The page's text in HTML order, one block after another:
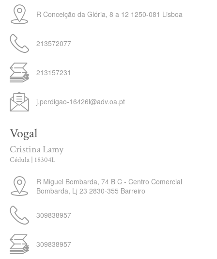
R Conceição da Glória, 8 a 12 1250-081 Lisboa
213572077
213157231
j.perdigao-16426l@adv.oa.pt
Vogal
Cristina Lamy
Cédula | 18304L
R Miguel Bombarda, 74 B C - Centro Comercial
Bombarda, Lj 23 2830-355 Barreiro
309838957
309838957